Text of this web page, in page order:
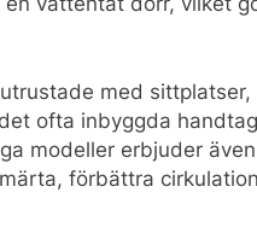
med sittplatser,
ofta inbyggda
modeller erbjuder även
förbättra